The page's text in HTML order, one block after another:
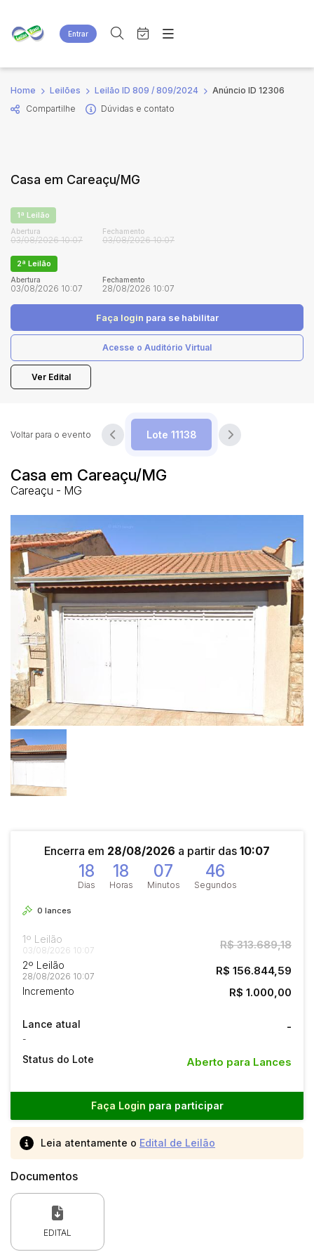
Entrar
Criar conta Entrar
Site
Agenda
Quem Somos
Busca por palavra-chave
Estados
Bairro
Judiciais
Faixa de valor
Quem Somos
Home Leilões Leilão ID 809 / 809/2024
Anúncio ID 12306
Compartilhe
Dúvidas e contato
Casa em Careaçu/MG
1ª Leilão
Abertura
03/08/2026 10:07
Fechamento
03/08/2026 10:07
2ª Leilão
Abertura
03/08/2026 10:07
Fechamento
28/08/2026 10:07
Faça login para se habilitar
Acesse o Auditório Virtual
Ver Edital
Casa em Careaçu/MG
Careaçu - MG
Voltar para o evento
Encerra em 28/08/2026 a partir das 10:07
18
Dias
18
Horas
07
Minutos
45
Segundos
0 lances
1º Leilão
03/08/2026 10:07 R$ 313.689,18
2º Leilão
28/08/2026 10:07 R$ 156.844,59
Incremento R$ 1.000,00
Lance atual
-
-
Status do Lote Aberto para Lances
Faça Login para participar
Leia atentamente o Edital de Leilão
Documentos
EDITAL